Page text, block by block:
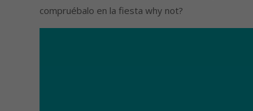
compruébalo en la fiesta why not?
Reproductor